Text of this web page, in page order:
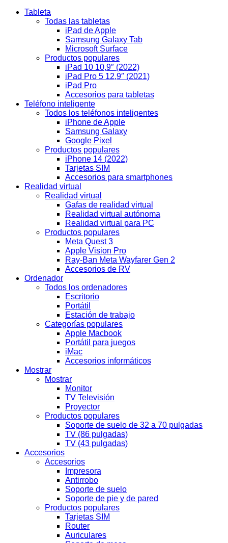
Tableta
Todas las tabletas
iPad de Apple
Samsung Galaxy Tab
Microsoft Surface
Productos populares
iPad 10 10,9″ (2022)
iPad Pro 5 12,9″ (2021)
iPad Pro
Accesorios para tabletas
Teléfono inteligente
Todos los teléfonos inteligentes
iPhone de Apple
Samsung Galaxy
Google Pixel
Productos populares
iPhone 14 (2022)
Tarjetas SIM
Accesorios para smartphones
Realidad virtual
Realidad virtual
Gafas de realidad virtual
Realidad virtual autónoma
Realidad virtual para PC
Productos populares
Meta Quest 3
Apple Vision Pro
Ray-Ban Meta Wayfarer Gen 2
Accesorios de RV
Ordenador
Todos los ordenadores
Escritorio
Portátil
Estación de trabajo
Categorías populares
Apple Macbook
Portátil para juegos
iMac
Accesorios informáticos
Mostrar
Mostrar
Monitor
TV Televisión
Proyector
Productos populares
Soporte de suelo de 32 a 70 pulgadas
TV (86 pulgadas)
TV (43 pulgadas)
Accesorios
Accesorios
Impresora
Antirrobo
Soporte de suelo
Soporte de pie y de pared
Productos populares
Tarjetas SIM
Router
Auriculares